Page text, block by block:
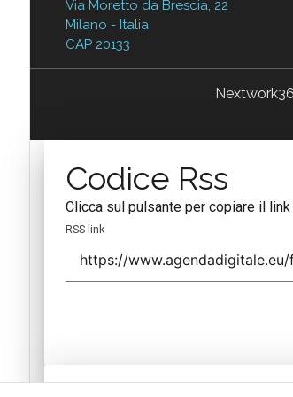
Via Moretto da Brescia, 22
Milano - Italia
CAP 20133
Codice Rss
Clicca sul pulsante per copiare il link
RSS link